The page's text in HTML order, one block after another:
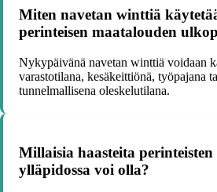
Miten navetan winttiä
perinteisen maatalouden
Nykypäivänä navetan winttiä voidaan
varastotilana, kesäkeittiönä, työpajana
tunnelmallisena oleskelutilana.
Millaisia haasteita
ylläpidossa voi olla?